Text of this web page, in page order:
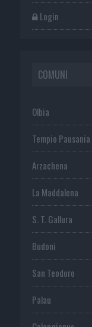
Login
COMUNI
Olbia
Tempio Pausania
Arzachena
La Maddalena
S. T. Gallura
Budoni
San Teodoro
Palau